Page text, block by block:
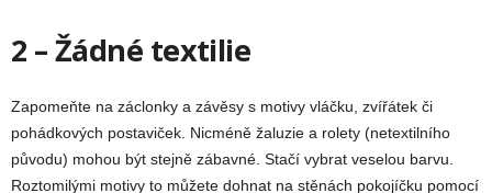
2 – Žádné textilie
Zapomeňte na záclonky a závěsy s motivy vláčku, zvířátek či
pohádkových postaviček. Nicméně žaluzie a rolety (netextilního
původu) mohou být stejně zábavné. Stačí vybrat veselou barvu.
Roztomilými motivy to můžete dohnat na stěnách pokojíčku pomocí